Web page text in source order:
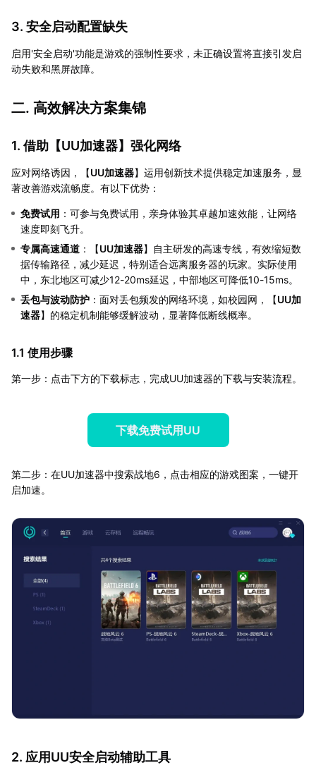
3. 安全启动配置缺失
启用'安全启动'功能是游戏的强制性要求，未正确设置将直接引发启
动失败和黑屏故障。
二. 高效解决方案集锦
1. 借助【UU加速器】强化网络
应对网络诱因，【UU加速器】运用创新技术提供稳定加速服务，显
著改善游戏流畅度。有以下优势：
免费试用 ：可参与免费试用，亲身体验其卓越加速效能，让网络
速度即刻飞升。
专属高速通道 ：【UU加速器】自主研发的高速专线，有效缩短数
据传输路径，减少延迟，特别适合远离服务器的玩家。实际使用
中，东北地区可减少12-20ms延迟，中部地区可降低10-15ms。
丢包与波动防护 ：面对丢包频发的网络环境，如校园网，【UU加
速器】的稳定机制能够缓解波动，显著降低断线概率。
1.1 使用步骤
第一步：点击下方的下载标志，完成UU加速器的下载与安装流程。
下载免费试用UU
第二步：在UU加速器中搜索战地6，点击相应的游戏图案，一键开
启加速。
2. 应用UU安全启动辅助工具